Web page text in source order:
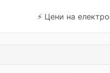
⚡️ Цени на